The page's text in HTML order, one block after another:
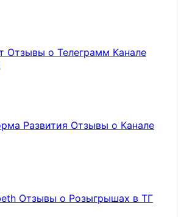
Отзывы о Телеграмм Канале
Развития Отзывы о Канале
Отзывы о Розыгрышах в ТГ